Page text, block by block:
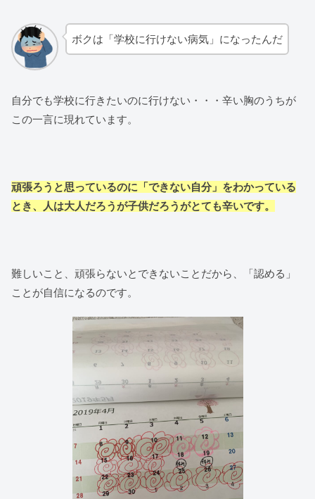
ボクは「学校に行けない病気」になったんだ
自分でも学校に行きたいのに行けない・・・辛い胸のうちが
この一言に現れています。
頑張ろうと思っているのに「できない自分」をわかっている
とき、人は大人だろうが子供だろうがとても辛いです。
難しいこと、頑張らないとできないことだから、「認める」
ことが自信になるのです。